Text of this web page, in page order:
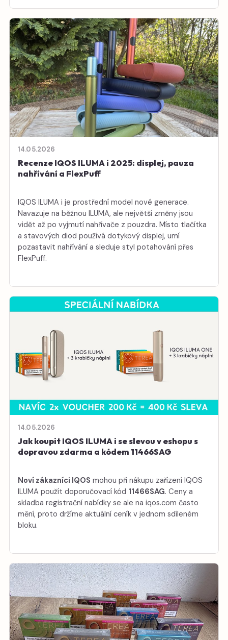
14.05.2026
Recenze IQOS ILUMA i 2025: displej, pauza
nahřívání a FlexPuff
IQOS ILUMA i je prostřední model nové generace.
Navazuje na běžnou ILUMA, ale největší změny jsou
vidět až po vyjmutí nahřívače z pouzdra. Místo tlačítka
a stavových diod používá dotykový displej, umí
pozastavit nahřívání a sleduje styl potahování přes
FlexPuff.
14.05.2026
Jak koupit IQOS ILUMA i se slevou v eshopu s
dopravou zdarma a kódem 11466SAG
Noví zákazníci IQOS mohou při nákupu zařízení IQOS
ILUMA použít doporučovací kód 11466SAG. Ceny a
skladba registrační nabídky se ale na iqos.com často
mění, proto držíme aktuální ceník v jednom sdíleném
bloku.